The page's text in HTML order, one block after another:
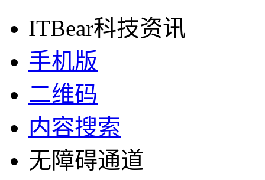
ITBear科技资讯
手机版
二维码
内容搜索
无障碍通道